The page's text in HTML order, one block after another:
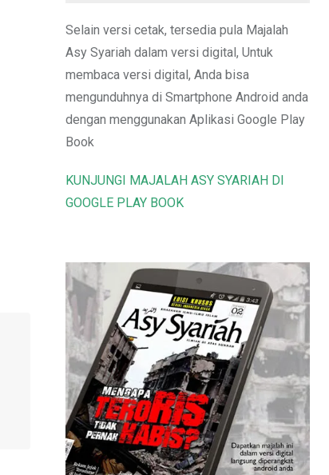
Selain versi cetak, tersedia pula Majalah
Asy Syariah dalam versi digital, Untuk
membaca versi digital, Anda bisa
mengunduhnya di Smartphone Android anda
dengan menggunakan Aplikasi Google Play
Book
KUNJUNGI MAJALAH ASY SYARIAH DI
GOOGLE PLAY BOOK